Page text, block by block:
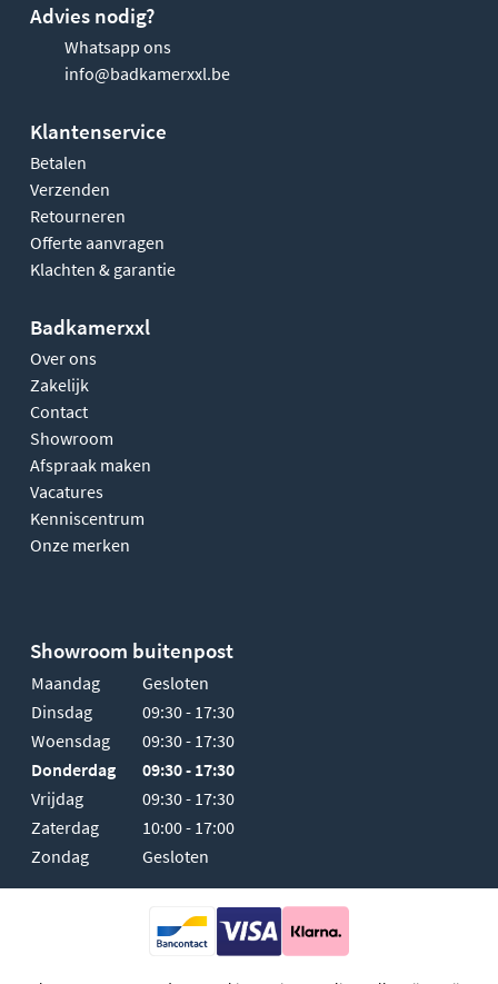
Advies nodig?
Whatsapp ons
info@badkamerxxl.be
Klantenservice
Betalen
Verzenden
Retourneren
Offerte aanvragen
Klachten & garantie
Badkamerxxl
Over ons
Zakelijk
Contact
Showroom
Afspraak maken
Vacatures
Kenniscentrum
Onze merken
Showroom buitenpost
Maandag
Gesloten
Dinsdag
09:30 - 17:30
Woensdag
09:30 - 17:30
Donderdag
09:30 - 17:30
Vrijdag
09:30 - 17:30
Zaterdag
10:00 - 17:00
Zondag
Gesloten